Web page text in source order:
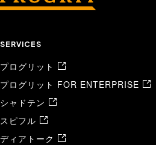
SERVICES
プログリット
プログリット FOR ENTERPRISE
シャドテン
スピフル
ディアトーク